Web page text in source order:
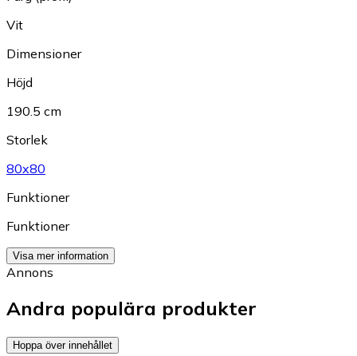
Vit
Dimensioner
Höjd
190.5 cm
Storlek
80x80
Funktioner
Funktioner
Visa mer information
Annons
Andra populära produkter
Hoppa över innehållet